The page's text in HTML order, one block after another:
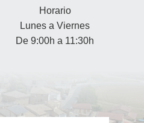
Horario
Lunes a Viernes
De 9:00h a 11:30h